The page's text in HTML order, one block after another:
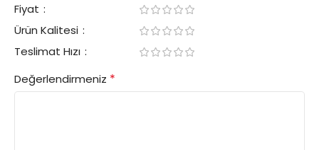
Fiyat
Ürün Kalitesi
Teslimat Hızı
Değerlendirmeniz *